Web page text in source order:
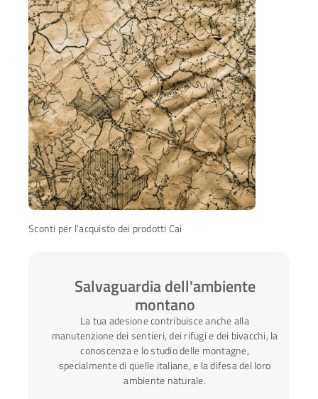
Sconti per l’acquisto dei prodotti Cai
Salvaguardia dell'ambiente
montano
La tua adesione contribuisce anche alla
manutenzione dei sentieri, dei rifugi e dei bivacchi, la
conoscenza e lo studio delle montagne,
specialmente di quelle italiane, e la difesa del loro
ambiente naturale.